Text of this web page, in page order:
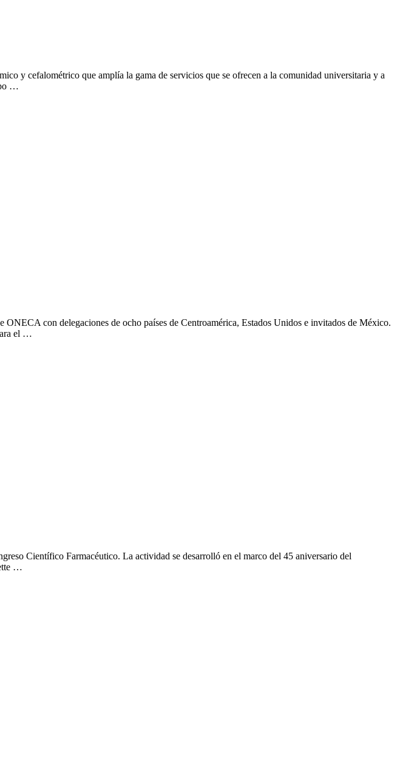
y cefalométrico que amplía la gama de servicios que se ofrecen a la comunidad universitaria y a
…
con delegaciones de ocho países de Centroamérica, Estados Unidos e invitados de México.
el …
Científico Farmacéutico. La actividad se desarrolló en el marco del 45 aniversario del
…